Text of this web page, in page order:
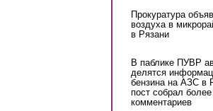
Прокуратура
воздуха в
в Рязани
В паблике ПУВР
делятся
бензина на АЗС в
пост собрал
комментариев